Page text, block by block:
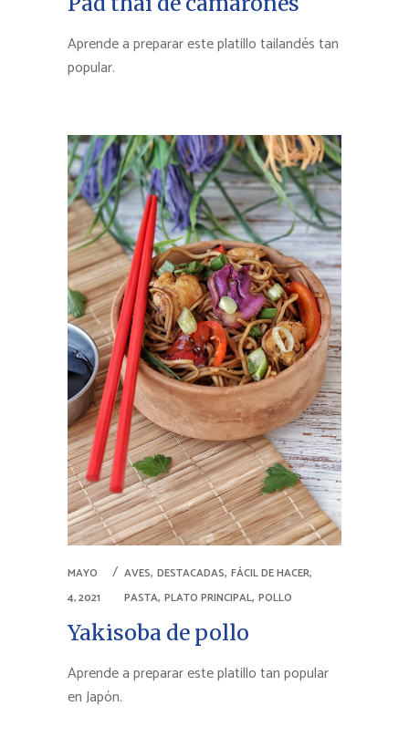
Aprende a preparar este platillo tailandés tan
popular.
MAYO
4, 2021
AVES,DESTACADAS,FÁCIL DE HACER,
PASTA,PLATO PRINCIPAL,POLLO
Yakisoba de pollo
Aprende a preparar este platillo tan popular
en Japón.